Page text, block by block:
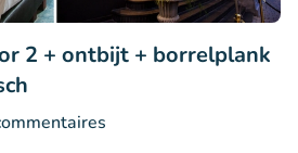
2 + ontbijt + borrelplank